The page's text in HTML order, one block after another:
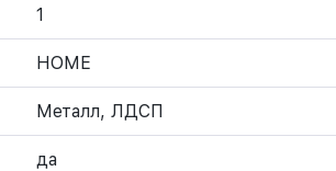
1
HOME
Металл, ЛДСП
да